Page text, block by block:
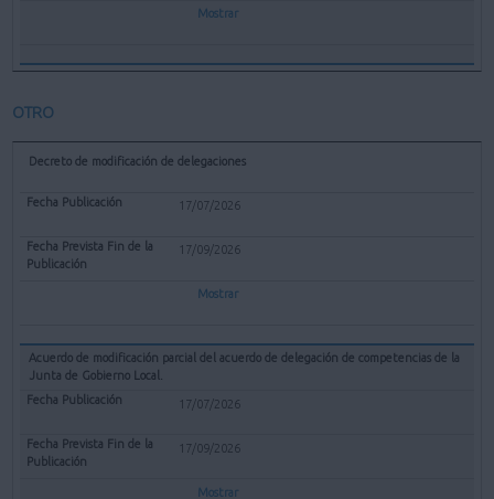
Mostrar
OTRO
Decreto de modificación de delegaciones
17/07/2026
17/09/2026
Mostrar
Acuerdo de modificación parcial del acuerdo de delegación de competencias de la
Junta de Gobierno Local.
17/07/2026
17/09/2026
Mostrar